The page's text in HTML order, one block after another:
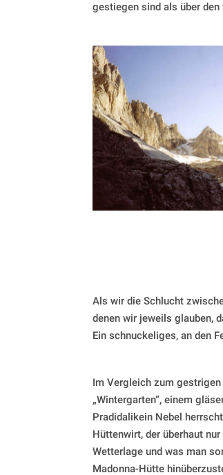
gestiegen sind als über
Als wir die Schlucht
denen wir jeweils glauben,
Ein schnuckeliges, an den
Im Vergleich zum
„Wintergarten“, einem
Pradidalikein Nebel
Hüttenwirt, der überhaut
Wetterlage und was man
Madonna-Hütte